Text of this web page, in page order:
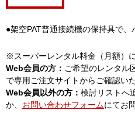
●架空PAT普通接続機の保持具で、
※スーパーレンタル料金（月額）
Web会員の方： ご希望のレンタル
で専用ご注文サイトからご確認い
Web会員以外の方： 検討リストへ
か、 お問い合わせフォームにてお